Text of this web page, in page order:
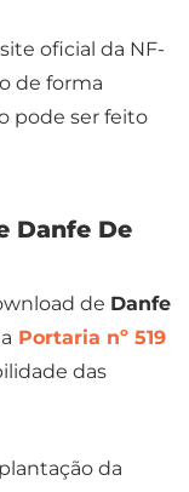
oficial da NF-
de forma
pode ser feito
Danfe De
de Danfe
Portaria nº 519
das
da